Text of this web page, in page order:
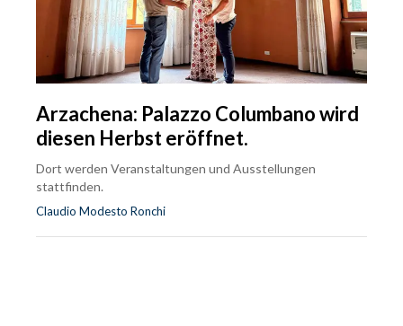
Arzachena: Palazzo Columbano wird
diesen Herbst eröffnet.
Dort werden Veranstaltungen und Ausstellungen
stattfinden.
Claudio Modesto Ronchi